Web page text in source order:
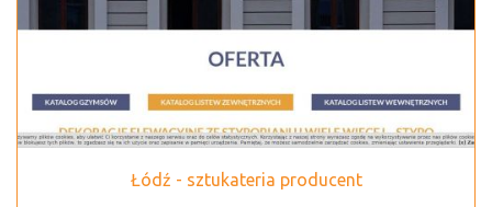
Łódź - sztukateria producent